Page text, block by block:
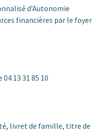
d’Autonomie
financières par le foyer
13 31 85 10
livret de famille, titre de